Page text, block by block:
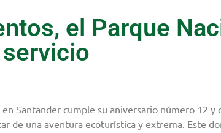
el Parque
Santander cumple su aniversario número 12 y
de una aventura ecoturística y extrema. Este